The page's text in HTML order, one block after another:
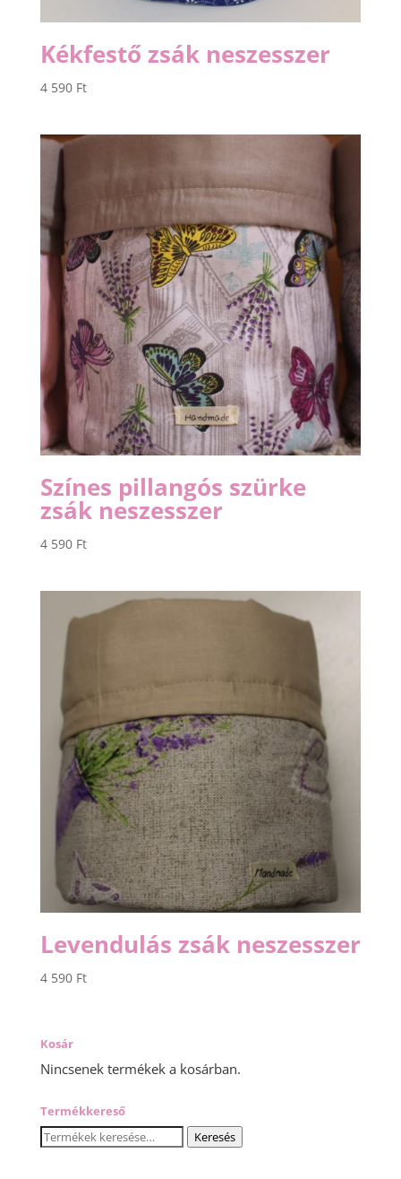
Kékfestő zsák neszesszer
4 590 Ft
Színes pillangós szürke
zsák neszesszer
4 590 Ft
Levendulás zsák neszesszer
4 590 Ft
Kosár
Nincsenek termékek a kosárban.
Termékkereső
Keresés
Keresés